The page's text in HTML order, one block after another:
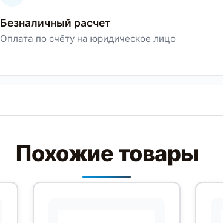
Безналичный расчет
Оплата по счёту на юридическое лицо
Похожие товары